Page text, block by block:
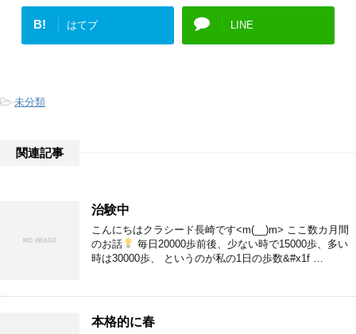
B! はてブ LINE
-未分類
関連記事
治験中
こんにちはクラシード長崎です<m(__)m> ここ数カ月間
のお話
毎日20000歩前後、少ない時で15000歩、多い
時は30000歩、 というのが私の1日の歩数&#x1f …
本格的に春